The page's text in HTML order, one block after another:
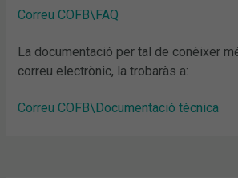
Correu COFB\FAQ
La documentació per tal de conèixer
correu electrònic, la trobaràs a:
Correu COFB\Documentació tècnica